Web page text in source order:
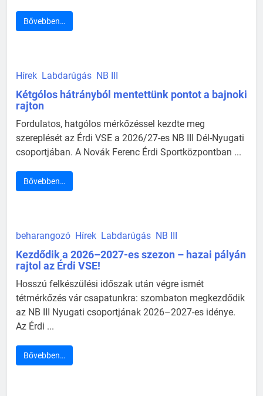
Bővebben…
Hírek Labdarúgás NB III
Kétgólos hátrányból mentettünk pontot a bajnoki
rajton
Fordulatos, hatgólos mérkőzéssel kezdte meg
szereplését az Érdi VSE a 2026/27-es NB III Dél-Nyugati
csoportjában. A Novák Ferenc Érdi Sportközpontban ...
Bővebben…
beharangozó Hírek Labdarúgás NB III
Kezdődik a 2026–2027-es szezon – hazai pályán
rajtol az Érdi VSE!
Hosszú felkészülési időszak után végre ismét
tétmérkőzés vár csapatunkra: szombaton megkezdődik
az NB III Nyugati csoportjának 2026–2027-es idénye.
Az Érdi ...
Bővebben…